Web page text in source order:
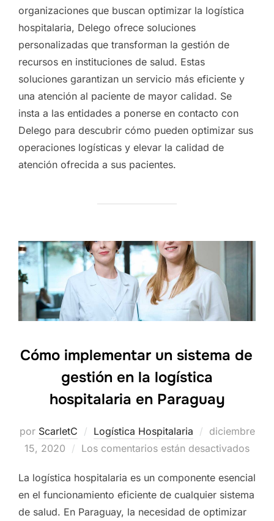
organizaciones que buscan optimizar la logística
hospitalaria, Delego ofrece soluciones
personalizadas que transforman la gestión de
recursos en instituciones de salud. Estas
soluciones garantizan un servicio más eficiente y
una atención al paciente de mayor calidad. Se
insta a las entidades a ponerse en contacto con
Delego para descubrir cómo pueden optimizar sus
operaciones logísticas y elevar la calidad de
atención ofrecida a sus pacientes.
Cómo implementar un sistema de
gestión en la logística
hospitalaria en Paraguay
por ScarletC Logística Hospitalaria
Publicado
el
diciembre
15, 2020
Los comentarios están desactivados
La logística hospitalaria es un componente esencial
en el funcionamiento eficiente de cualquier sistema
de salud. En Paraguay, la necesidad de optimizar